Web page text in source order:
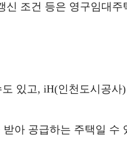
신 조건 등은 영구임대주
있고, iH(인천도시공사)
아 공급하는 주택일 수